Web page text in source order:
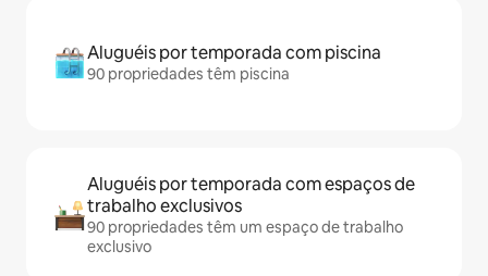
Aluguéis por temporada com piscina
90 propriedades têm piscina
Aluguéis por temporada com espaços de
trabalho exclusivos
90 propriedades têm um espaço de trabalho
exclusivo